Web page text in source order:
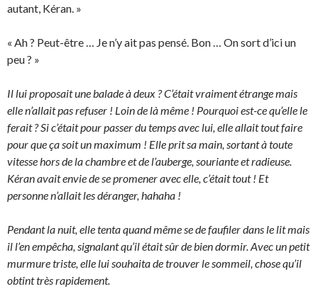
autant, Kéran. »
« Ah ? Peut-être … Je n’y ait pas pensé. Bon … On sort d’ici un
peu ? »
Il lui proposait une balade à deux ? C’était vraiment étrange mais
elle n’allait pas refuser ! Loin de là même ! Pourquoi est-ce qu’elle le
ferait ? Si c’était pour passer du temps avec lui, elle allait tout faire
pour que ça soit un maximum ! Elle prit sa main, sortant à toute
vitesse hors de la chambre et de l’auberge, souriante et radieuse.
Kéran avait envie de se promener avec elle, c’était tout ! Et
personne n’allait les déranger, hahaha !
Pendant la nuit, elle tenta quand même se de faufiler dans le lit mais
il l’en empêcha, signalant qu’il était sûr de bien dormir. Avec un petit
murmure triste, elle lui souhaita de trouver le sommeil, chose qu’il
obtint très rapidement.